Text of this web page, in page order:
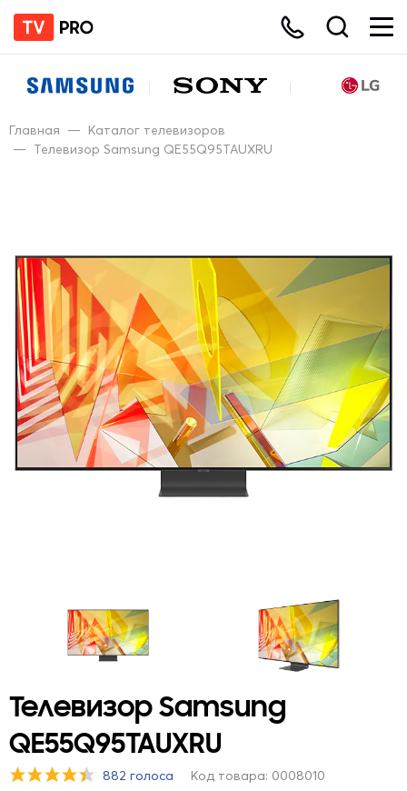
Главная — Каталог телевизоров
— Телевизор Samsung QE55Q95TAUXRU
Телевизор Samsung
QE55Q95TAUXRU
882 голоса Код товара: 0008010